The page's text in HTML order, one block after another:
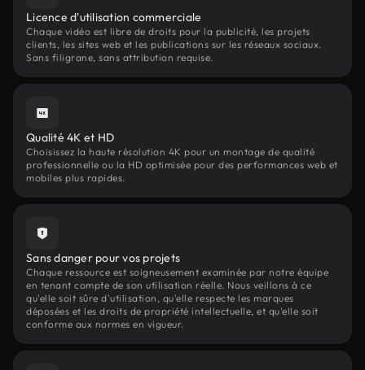
Licence d'utilisation commerciale
Chaque vidéo est libre de droits pour la publicité, les projets
clients, les sites web et les publications sur les réseaux sociaux.
Sans filigrane, sans attribution requise.
Qualité 4K et HD
Choisissez la haute résolution 4K pour un montage de qualité
professionnelle ou la HD optimisée pour des performances web et
mobiles plus rapides.
Sans danger pour vos projets
Chaque ressource est soigneusement examinée par notre équipe
en tenant compte de son utilisation réelle. Nous veillons à ce
qu'elle soit sûre d'utilisation, qu'elle respecte les marques
déposées et les droits de propriété intellectuelle, et qu'elle soit
conforme aux normes en vigueur.